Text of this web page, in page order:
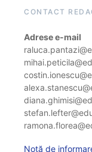
CONTACT
Adrese e-mail
Notă de